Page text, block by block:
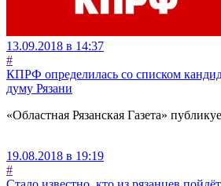
13.09.2018 в 14:37
#
КПРФ определилась со списком
думу Рязани
«Областная Рязанская Газета»
19.08.2018 в 19:19
#